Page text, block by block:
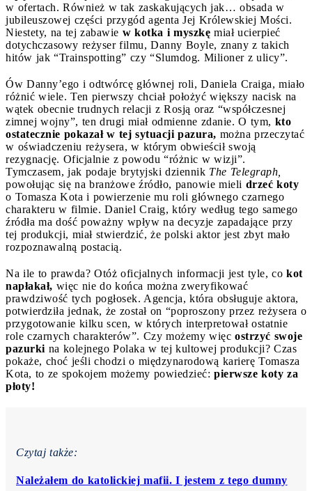
w ofertach. Również w tak zaskakujących jak… obsada w
jubileuszowej części przygód agenta Jej Królewskiej Mości.
Niestety, na tej zabawie w kotka i myszkę miał ucierpieć
dotychczasowy reżyser filmu, Danny Boyle, znany z takich
hitów jak “Trainspotting” czy “Slumdog. Milioner z ulicy”.
Ów Danny’ego i odtwórcę głównej roli, Daniela Craiga, miało
różnić wiele. Ten pierwszy chciał położyć większy nacisk na
wątek obecnie trudnych relacji z Rosją oraz “współczesnej
zimnej wojny”, ten drugi miał odmienne zdanie. O tym, kto
ostatecznie pokazał w tej sytuacji pazura, można przeczytać
w oświadczeniu reżysera, w którym obwieścił swoją
rezygnację. Oficjalnie z powodu “różnic w wizji”.
Tymczasem, jak podaje brytyjski dziennik The Telegraph,
powołując się na branżowe źródło, panowie mieli drzeć koty
o Tomasza Kota i powierzenie mu roli głównego czarnego
charakteru w filmie. Daniel Craig, który według tego samego
źródła ma dość poważny wpływ na decyzje zapadające przy
tej produkcji, miał stwierdzić, że polski aktor jest zbyt mało
rozpoznawalną postacią.
Na ile to prawda? Otóż oficjalnych informacji jest tyle, co kot
napłakał, więc nie do końca można zweryfikować
prawdziwość tych pogłosek. Agencja, która obsługuje aktora,
potwierdziła jednak, że został on “poproszony przez reżysera o
przygotowanie kilku scen, w których interpretował ostatnie
role czarnych charakterów”. Czy możemy więc ostrzyć swoje
pazurki na kolejnego Polaka w tej kultowej produkcji? Czas
pokaże, choć jeśli chodzi o międzynarodową karierę Tomasza
Kota, to ze spokojem możemy powiedzieć: pierwsze koty za
płoty!
Czytaj także:
Należałem do katolickiej mafii. I jestem z tego dumny